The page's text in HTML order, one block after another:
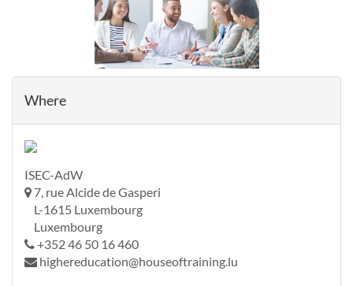
Where
ISEC-AdW
7, rue Alcide de Gasperi
L-1615 Luxembourg
Luxembourg
+352 46 50 16 460
highereducation@houseoftraining.lu